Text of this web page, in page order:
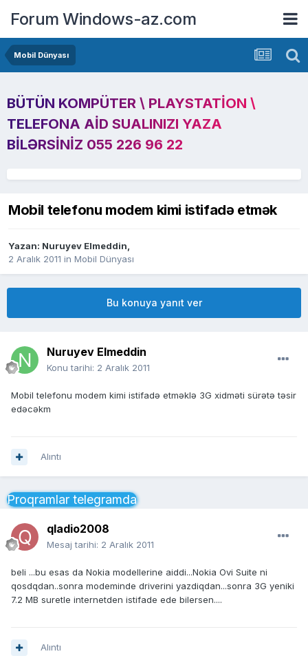
Forum Windows-az.com
Mobil Dünyası
BÜTÜN KOMPÜTER \ PLAYSTATION \
TELEFONA AID SUALINIZI YAZA
BILƏRSINIZ 055 226 96 22
Mobil telefonu modem kimi istifadə etmək
Yazan: Nuruyev Elmeddin,
2 Aralık 2011 in Mobil Dünyası
Bu konuya yanıt ver
Nuruyev Elmeddin
Konu tarihi: 2 Aralık 2011
Mobil telefonu modem kimi istifadə etməklə 3G xidməti sürətə təsir
edəcəkm
Alıntı
Proqramlar telegramda
qladio2008
Mesaj tarihi: 2 Aralık 2011
beli ...bu esas da Nokia modellerine aiddi...Nokia Ovi Suite ni
qosdqdan..sonra modeminde driverini yazdiqdan...sonra 3G yeniki
7.2 MB suretle internetden istifade ede bilersen....
Alıntı